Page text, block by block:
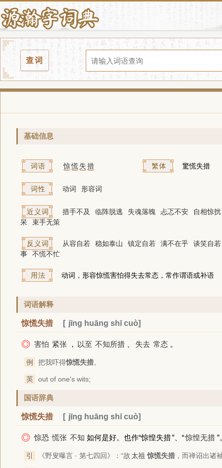
查词
基础信息
词语 惊慌失措 繁体 驚慌失措
词性 动词 形容词
近义词 措手不及 临阵脱逃 失魂落魄 忐忑不安
自相惊扰
呆
束手无策
反义词 从容自若 稳如泰山 镇定自若 满不在乎
谈笑自若
事
不慌不忙
用法 动词，形容惊慌害怕得失去常态，常作谓语或补语
词语解释
惊慌失措 jīng huāng shī cuò
◎ 害怕 紧张 ， 以至 不知所措 失去 常态 。
例 把我吓得惊慌失措。
英 out of one's wits;
国语辞典
惊慌失措 jīng huāng shī cuò
◎ 惊恐 慌张 不知 如何是好。也作“惊惶失措”、“惊惶无措 ”
引 《野叟曝言 · 第七四回》 ：“故 太祖 惊慌失措 ，而禅诏出诸